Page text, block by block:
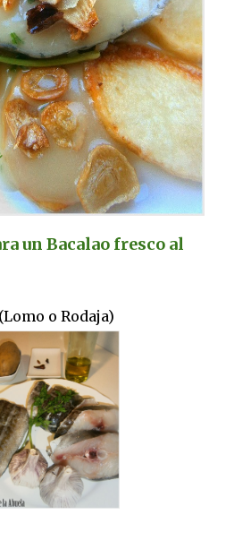
un Bacalao fresco al
o Rodaja)